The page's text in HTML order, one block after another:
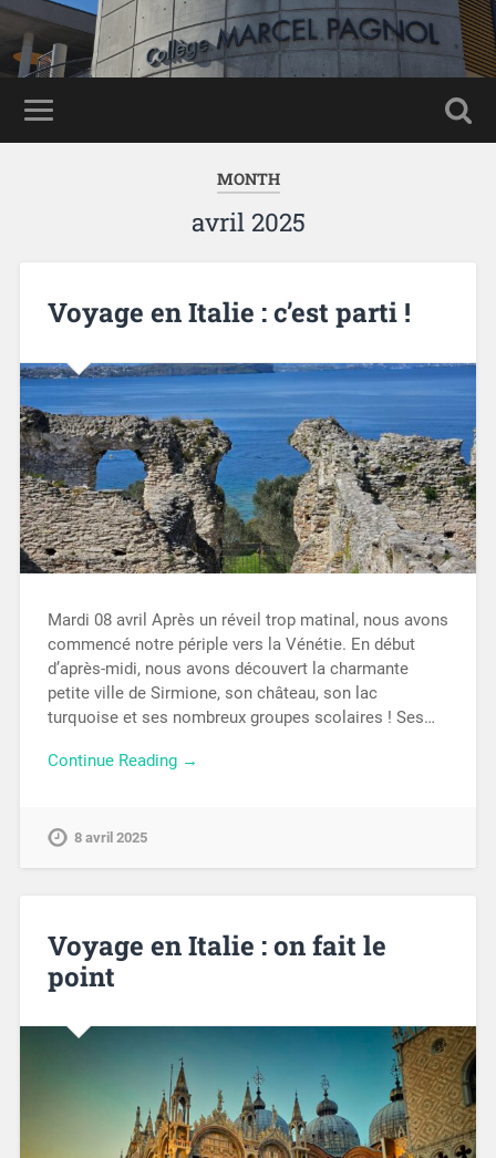
MONTH
avril 2025
Voyage en Italie : c’est parti !
Mardi 08 avril Après un réveil trop matinal, nous avons
commencé notre périple vers la Vénétie. En début
d’après-midi, nous avons découvert la charmante
petite ville de Sirmione, son château, son lac
turquoise et ses nombreux groupes scolaires ! Ses…
Continue Reading →
8 avril 2025
Voyage en Italie : on fait le
point